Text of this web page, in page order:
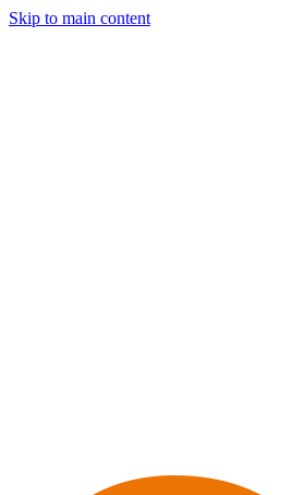
Skip to main content